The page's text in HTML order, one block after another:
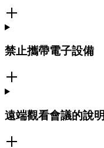
禁止攜帶電子設備
遠端觀看會議的說明